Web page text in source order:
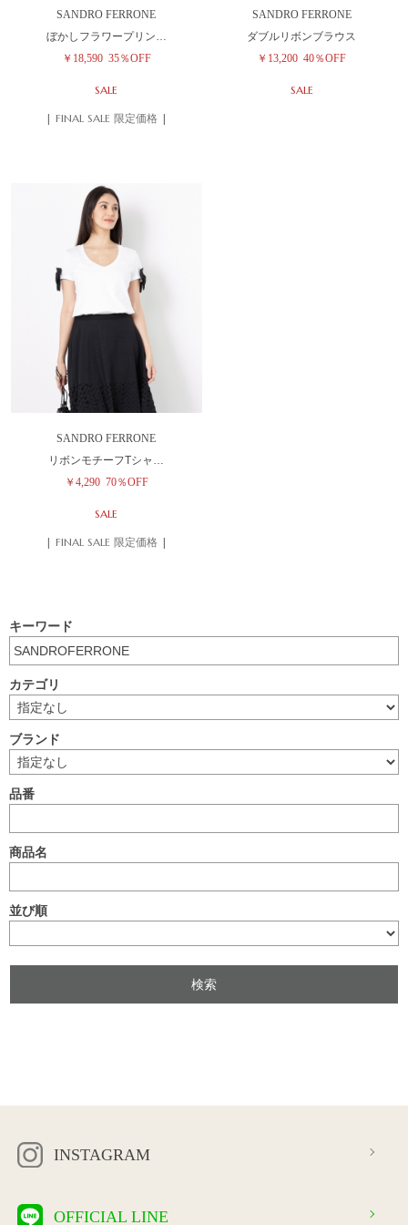
SANDRO FERRONE
ぼかしフラワープリン…
￥18,590 35％OFF
SALE
| FINAL SALE 限定価格 |
SANDRO FERRONE
ダブルリボンブラウス
￥13,200 40％OFF
SALE
SANDRO FERRONE
リボンモチーフTシャ…
￥4,290 70％OFF
SALE
| FINAL SALE 限定価格 |
キーワード
カテゴリ
ブランド
品番
商品名
並び順
INSTAGRAM
OFFICIAL LINE